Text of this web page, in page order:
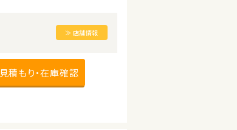
≫ 店舗情報
見積もり・在庫確認